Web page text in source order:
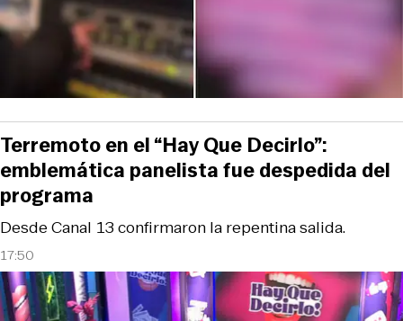
17:50
Desde Canal 13 confirmaron la repentina salida.
Terremoto en el “Hay Que Decirlo”:
emblemática panelista fue despedida del
programa